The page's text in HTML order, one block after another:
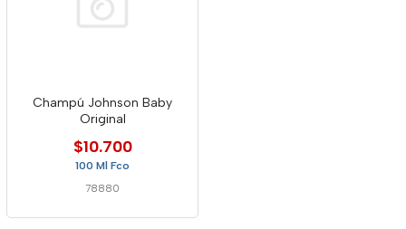
Champú Johnson Baby
Original
$10.700
100 Ml Fco
78880